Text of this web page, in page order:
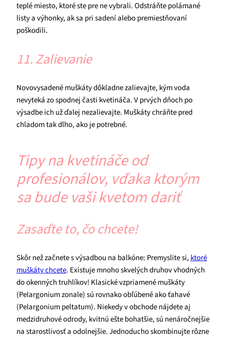
teplé miesto, ktoré ste pre ne vybrali. Odstráňte polámané
listy a výhonky, ak sa pri sadení alebo premiestňovaní
poškodili.
11. Zalievanie
Novovysadené muškáty dôkladne zalievajte, kým voda
nevyteká zo spodnej časti kvetináča. V prvých dňoch po
výsadbe ich už ďalej nezalievajte. Muškáty chráňte pred
chladom tak dlho, ako je potrebné.
Tipy na kvetináče od
profesionálov, vďaka ktorým
sa bude vaši kvetom dariť
Zasaďte to, čo chcete!
Skôr než začnete s výsadbou na balkóne: Premyslite si,ktoré
muškáty chcete. Existuje mnoho skvelých druhov vhodných
do okenných truhlíkov! Klasické vzpriamené muškáty
(Pelargonium zonale) sú rovnako obľúbené ako ťahavé
(Pelargonium peltatum). Niekedy v obchode nájdete aj
medzidruhové odrody, kvitnú ešte bohatšie, sú nenáročnejšie
na starostlivosť a odolnejšie. Jednoducho skombinujte rôzne